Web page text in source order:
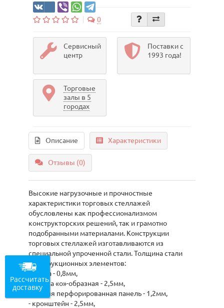
0
Сервисный
центр
Поставки с
1993 года!
Торговые
залы в 5
городах
Описание Характеристики
Отзывы (0)
Высокие нагрузочные и прочностные
характеристики торговых стеллажей
обусловлены как профессионализмом
конструкторских решений, так и грамотно
подобранными материалами. Конструкции
торговых стеллажей изготавливаются из
специальной упроченной стали. Толщина стали
конструкционных элементов:
- полка - 0,8мм,
- стойка «о»-образная - 2,5мм,
- задняя перфорированная панель - 1,2мм,
- кронштейн - 2,5мм,
Рассчитать
доставку